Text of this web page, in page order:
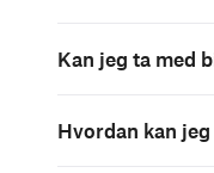
Kan jeg ta med
Hvordan kan